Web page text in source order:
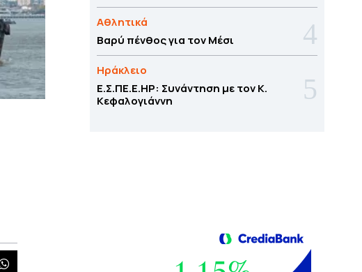
Αθλητικά
Βαρύ πένθος για τον Μέσι
Ηράκλειο
Ε.Σ.ΠΕ.Ε.ΗΡ: Συνάντηση με τον Κ.
Κεφαλογιάννη